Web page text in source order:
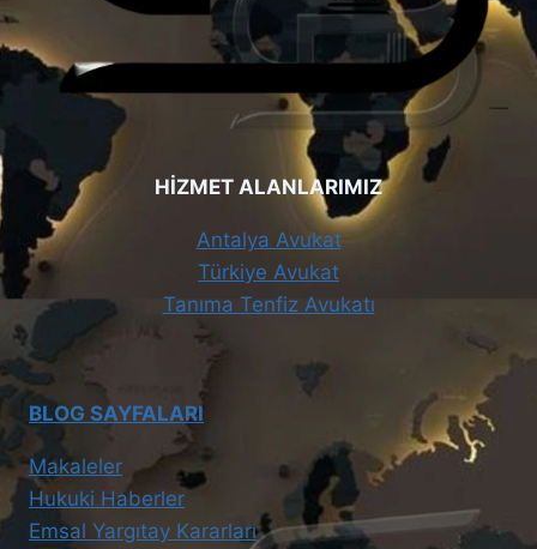
HİZMET ALANLARIMIZ
Antalya Avukat
Türkiye Avukat
Tanıma Tenfiz Avukatı
BLOG SAYFALARI
Makaleler
Hukuki Haberler
Emsal Yargıtay Kararları